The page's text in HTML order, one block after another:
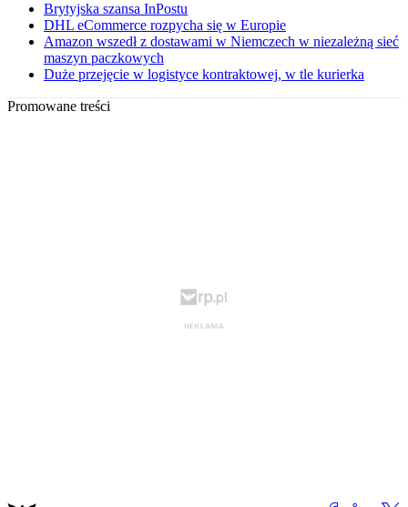
Brytyjska szansa InPostu
DHL eCommerce rozpycha się w Europie
Amazon wszedł z dostawami w Niemczech w niezależną sieć
maszyn paczkowych
Duże przejęcie w logistyce kontraktowej, w tle kurierka
Promowane treści